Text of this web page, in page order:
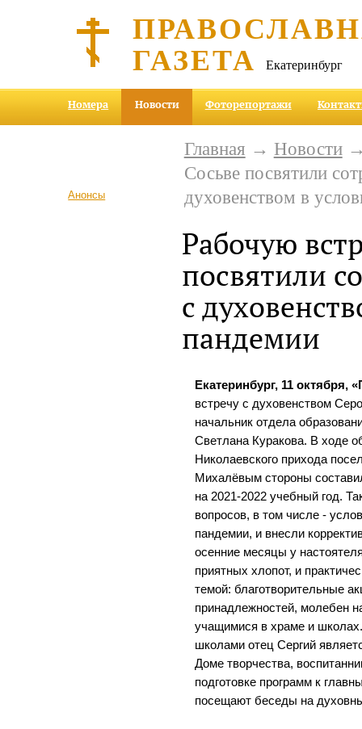
ГАЗЕТА Екатеринбург
Номера Новости Фоторепортажи
Анонсы
Главная → Новости→
Сосьве посвятили
духовенством в
Рабочую
посвятили
с
пандемии
Екатеринбург, 11 октября,
встречу с духовенством
начальник отдела
Светлана Куракова. В ходе
Николаевского прихода
Михалёвым стороны
на 2021-2022 учебный год.
вопросов, в том числе -
пандемии, и внесли
осенние месяцы у
приятных хлопот, и
темой: благотворительные
принадлежностей, молебен
учащимися в храме и
школами отец Сергий
Доме творчества,
подготовке программ к
посещают беседы на